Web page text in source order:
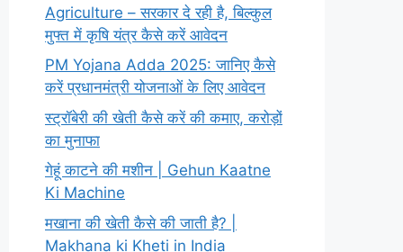
Agriculture – सरकार दे रही है, बिल्कुल
मुफ्त में कृषि यंत्र कैसे करें आवेदन
PM Yojana Adda 2025: जानिए कैसे
करें प्रधानमंत्री योजनाओं के लिए आवेदन
स्ट्रॉबेरी की खेती कैसे करें की कमाए, करोड़ों
का मुनाफा
गेहूं काटने की मशीन | Gehun Kaatne
Ki Machine
मखाना की खेती कैसे की जाती है? |
Makhana ki Kheti in India